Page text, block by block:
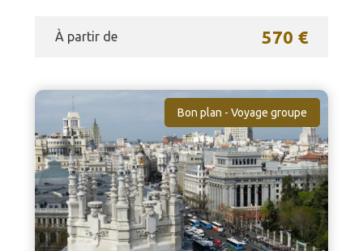
À partir de 570 €
Bon plan - Voyage groupe